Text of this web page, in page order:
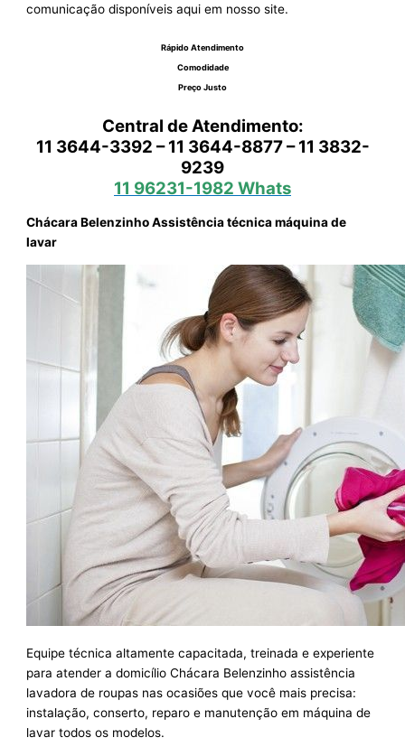
comunicação disponíveis aqui em nosso site.
Rápido Atendimento
Comodidade
Preço Justo
Central de Atendimento:
11 3644-3392 – 11 3644-8877 – 11 3832-
9239
11 96231-1982 Whats
Chácara Belenzinho Assistência técnica máquina de
lavar
Equipe técnica altamente capacitada, treinada e experiente
para atender a domicílio Chácara Belenzinho assistência
lavadora de roupas nas ocasiões que você mais precisa:
instalação, conserto, reparo e manutenção em máquina de
lavar todos os modelos.